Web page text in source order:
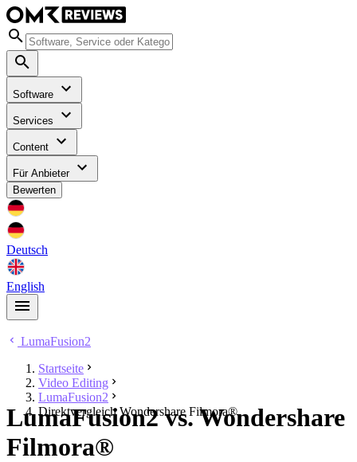
Software
Services
Content
Für Anbieter
Bewerten
Deutsch
English
LumaFusion2
Startseite
Video Editing
LumaFusion2
Direktvergleich Wondershare Filmora®
LumaFusion2 vs. Wondershare
Filmora®